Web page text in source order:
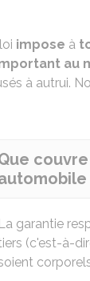
impose à
au
à autrui.
La garantie
(c'est-à-